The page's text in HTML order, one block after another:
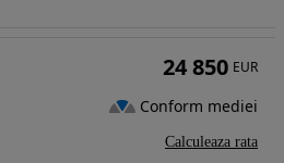
24 850 EUR
Conform mediei
Calculeaza rata